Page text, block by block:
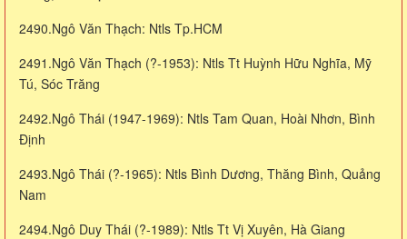
2490.Ngô Văn Thạch: Ntls Tp.HCM
2491.Ngô Văn Thạch (?-1953): Ntls Tt Huỳnh Hữu Nghĩa, Mỹ
Tú, Sóc Trăng
2492.Ngô Thái (1947-1969): Ntls Tam Quan, Hoài Nhơn, Bình
Định
2493.Ngô Thái (?-1965): Ntls Bình Dương, Thăng Bình, Quảng
Nam
2494.Ngô Duy Thái (?-1989): Ntls Tt Vị Xuyên, Hà Giang